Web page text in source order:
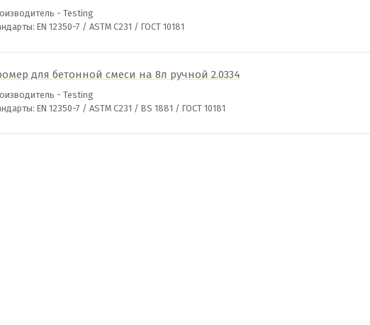
- Testing
EN 12350-7 / ASTM C231 / ГОСТ 10181
для бетонной смеси на 8л ручной 2.0334
- Testing
EN 12350-7 / ASTM C231 / BS 1881 / ГОСТ 10181